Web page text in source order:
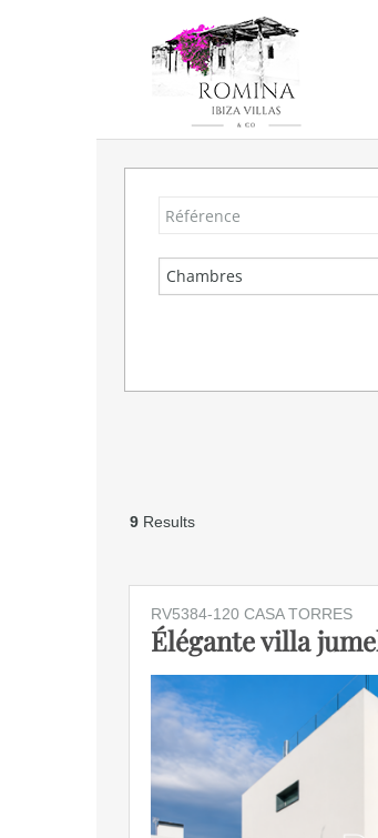
Chambres
9 Results
RV5384-120 CASA TORRES
Élégante villa